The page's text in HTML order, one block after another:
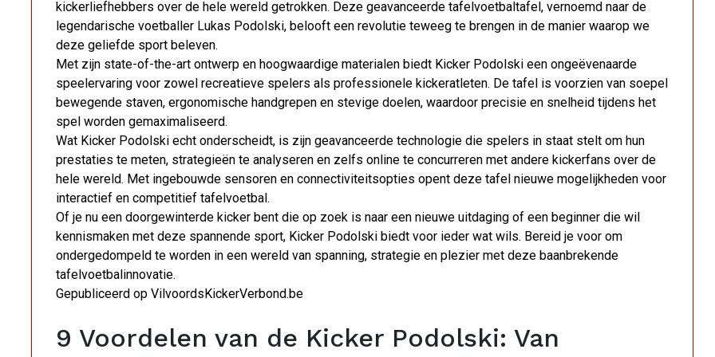
kickerliefhebbers over de hele wereld getrokken. Deze geavanceerde tafelvoetbaltafel, vernoemd naar de
legendarische voetballer Lukas Podolski, belooft een revolutie teweeg te brengen in de manier waarop we
deze geliefde sport beleven.
Met zijn state-of-the-art ontwerp en hoogwaardige materialen biedt Kicker Podolski een ongeëvenaarde
speelervaring voor zowel recreatieve spelers als professionele kickeratleten. De tafel is voorzien van soepel
bewegende staven, ergonomische handgrepen en stevige doelen, waardoor precisie en snelheid tijdens het
spel worden gemaximaliseerd.
Wat Kicker Podolski echt onderscheidt, is zijn geavanceerde technologie die spelers in staat stelt om hun
prestaties te meten, strategieën te analyseren en zelfs online te concurreren met andere kickerfans over de
hele wereld. Met ingebouwde sensoren en connectiviteitsopties opent deze tafel nieuwe mogelijkheden voor
interactief en competitief tafelvoetbal.
Of je nu een doorgewinterde kicker bent die op zoek is naar een nieuwe uitdaging of een beginner die wil
kennismaken met deze spannende sport, Kicker Podolski biedt voor ieder wat wils. Bereid je voor om
ondergedompeld te worden in een wereld van spanning, strategie en plezier met deze baanbrekende
tafelvoetbalinnovatie.
Gepubliceerd op VilvoordsKickerVerbond.be
9 Voordelen van de Kicker Podolski: Van